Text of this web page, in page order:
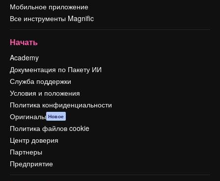
Мобильное приложение
Все инструменты Magnific
Начать
Academy
Документация по Пакету ИИ
Служба поддержки
Условия и положения
Политика конфиденциальности
Оригиналы Новое
Политика файлов cookie
Центр доверия
Партнеры
Предприятие